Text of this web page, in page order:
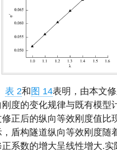
表 2和图 14表明，由本文
刚度的变化规律与既有模型
修正后的纵向等效刚度值比
，盾构隧道纵向等效刚度随
正系数的增大呈线性增大.